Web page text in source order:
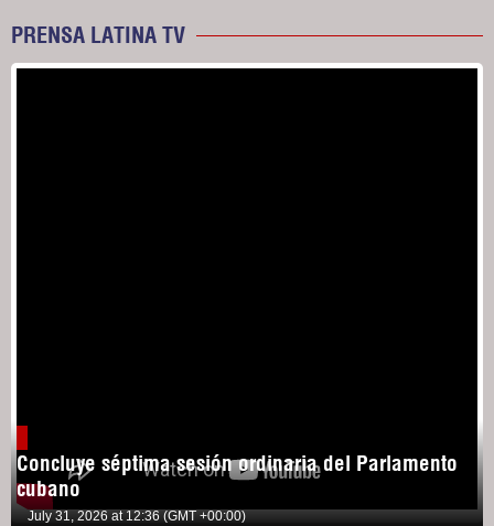
PRENSA LATINA TV
Concluye séptima sesión ordinaria del Parlamento
cubano
July 31, 2026 at 12:36 (GMT +00:00)